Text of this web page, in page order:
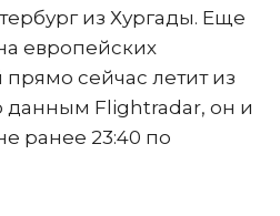
из Хургады. Еще
европейских
сейчас летит из
данным Flightradar, он и
ранее 23:40 по